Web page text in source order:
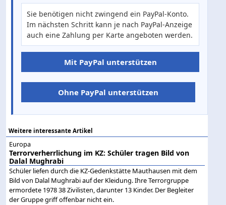
Sie benötigen nicht zwingend ein PayPal-Konto.
Im nächsten Schritt kann je nach PayPal-Anzeige
auch eine Zahlung per Karte angeboten werden.
Mit PayPal unterstützen
Ohne PayPal unterstützen
Weitere interessante Artikel
Europa
Terrorverherrlichung im KZ: Schüler tragen Bild von
Dalal Mughrabi
Schüler liefen durch die KZ-Gedenkstätte Mauthausen mit dem
Bild von Dalal Mughrabi auf der Kleidung. Ihre Terrorgruppe
ermordete 1978 38 Zivilisten, darunter 13 Kinder. Der Begleiter
der Gruppe griff offenbar nicht ein.